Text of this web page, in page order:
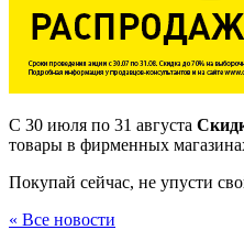
С 30 июля по 31 августа
товары в фирменных
Покупай сейчас, не упусти
« Все новости